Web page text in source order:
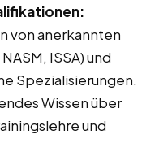
von anerkannten
ISSA) und
Spezialisierungen.
Wissen über
und